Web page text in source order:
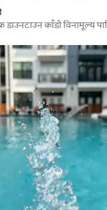
काँडो विनामूल्य